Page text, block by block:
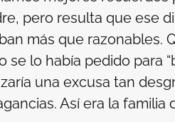
pero resulta que ese
más que razonables.
se lo había pedido para
una excusa tan
Así era la